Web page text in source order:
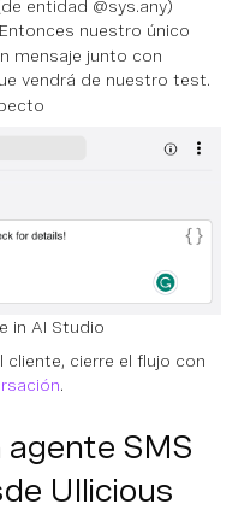
entidad @sys.any)
Entonces nuestro único
mensaje junto con
vendrá de nuestro test.
in AI Studio
cliente, cierre el flujo con
.
SMS
UIlicious